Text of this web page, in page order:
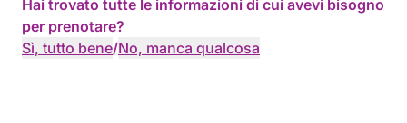
Hai trovato tutte le informazioni di cui avevi bisogno
per prenotare?
Sì, tutto bene/No, manca qualcosa